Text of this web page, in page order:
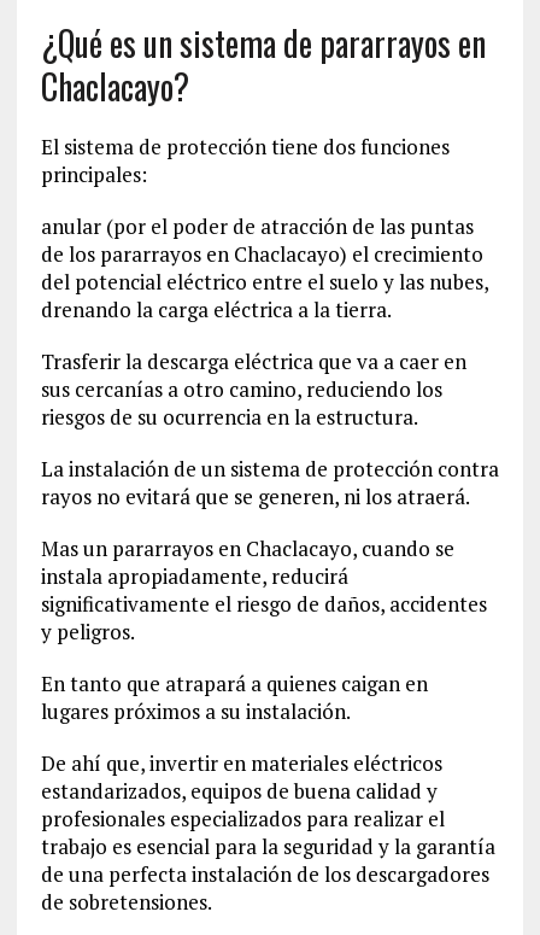
¿Qué es un sistema de pararrayos en
Chaclacayo?
El sistema de protección tiene dos funciones
principales:
anular (por el poder de atracción de las puntas
de los pararrayos en Chaclacayo) el crecimiento
del potencial eléctrico entre el suelo y las nubes,
drenando la carga eléctrica a la tierra.
Trasferir la descarga eléctrica que va a caer en
sus cercanías a otro camino, reduciendo los
riesgos de su ocurrencia en la estructura.
La instalación de un sistema de protección contra
rayos no evitará que se generen, ni los atraerá.
Mas un pararrayos en Chaclacayo, cuando se
instala apropiadamente, reducirá
significativamente el riesgo de daños, accidentes
y peligros.
En tanto que atrapará a quienes caigan en
lugares próximos a su instalación.
De ahí que, invertir en materiales eléctricos
estandarizados, equipos de buena calidad y
profesionales especializados para realizar el
trabajo es esencial para la seguridad y la garantía
de una perfecta instalación de los descargadores
de sobretensiones.